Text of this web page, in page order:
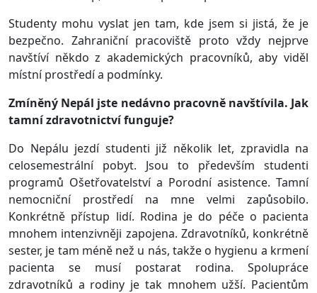
Studenty mohu vyslat jen tam, kde jsem si jistá, že je
bezpečno. Zahraniční pracoviště proto vždy nejprve
navštíví někdo z akademických pracovníků, aby viděl
místní prostředí a podmínky.
Zmíněný Nepál jste nedávno pracovně navštívila. Jak
tamní zdravotnictví funguje?
Do Nepálu jezdí studenti již několik let, zpravidla na
celosemestrální pobyt. Jsou to především studenti
programů Ošetřovatelství a Porodní asistence. Tamní
nemocniční prostředí na mne velmi zapůsobilo.
Konkrétně přístup lidí. Rodina je do péče o pacienta
mnohem intenzivněji zapojena. Zdravotníků, konkrétně
sester, je tam méně než u nás, takže o hygienu a krmení
pacienta se musí postarat rodina. Spolupráce
zdravotníků a rodiny je tak mnohem užší. Pacientům